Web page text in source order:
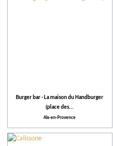
Burger bar - La maison du Handburger
(place des...
Aix-en-Provence